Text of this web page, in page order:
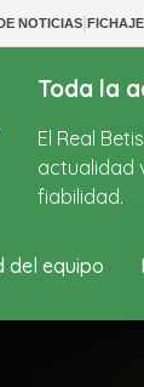
NOTICIAS|
Toda la
El Real
actualidad
fiabilidad.
del equipo